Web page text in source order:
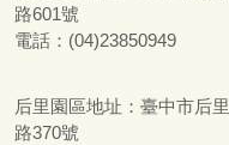
路601號
電話：(04)23850949
后里園區地址： 臺中市后
路370號